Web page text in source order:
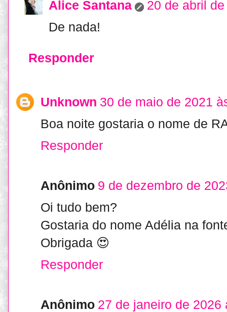
Alice Santana
20 de abril
De nada!
Responder
Unknown 30 de maio de 2021
Boa noite gostaria o nome de
Responder
Anônimo 9 de dezembro de
Oi tudo bem?
Gostaria do nome Adélia na
Obrigada 😍
Responder
Anônimo 27 de janeiro de 2026